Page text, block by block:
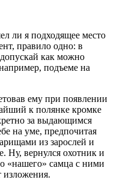
ли я подходящее место
правило одно: в
как можно
подъеме на
ему при появлении
к полянке кромке
за выдающимся
на уме, предпочитая
из зарослей и
Ну, вернулся охотник и
«нашего» самца с ними
изложения.